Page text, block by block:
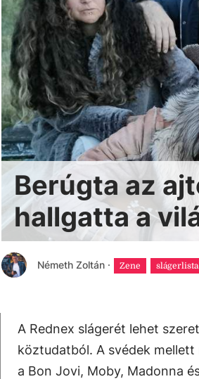
Berúgta az
hallgatta a
Németh Zoltán · Zene slágerlista
A Rednex slágerét lehet
köztudatból. A svédek mellett
a Bon Jovi, Moby, Madonna